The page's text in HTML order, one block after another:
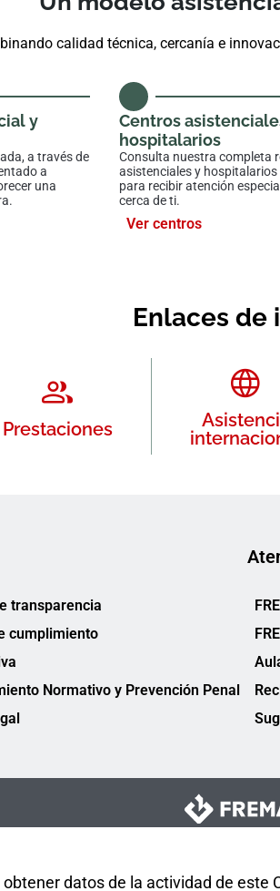
datos de la actividad de este
calidad técnica, cercanía e
y
a través de
a
una
Centros
hospitalarios
Consulta nuestra completa
asistenciales y hospitalarios
para recibir atención
cerca de ti.
Ver centros
Enlaces de
Prestaciones
transparencia
cumplimiento
Normativo y Prevención Penal